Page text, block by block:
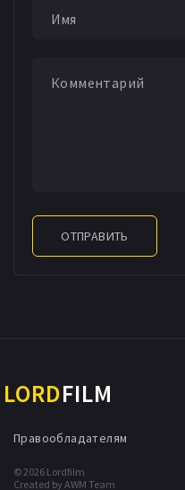
ОТПРАВИТЬ
LORDFILM
© 2026 Lordfilm
Created by AWM Team
Правообладателям